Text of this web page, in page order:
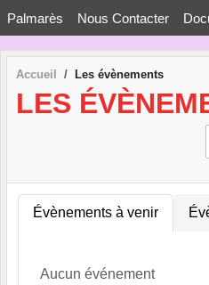
Palmarès Nous Contacter
Accueil Les évènements
LES
Évènements à venir
Aucun événement